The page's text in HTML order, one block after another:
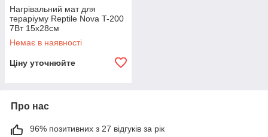
Нагрівальний мат для
тераріуму Reptile Nova T-200
7Вт 15x28см
Немає в наявності
Ціну уточнюйте
Про нас
96% позитивних з 27 відгуків за рік